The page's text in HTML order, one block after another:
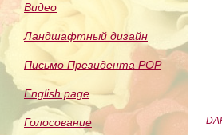
Видео
Ландшафтный дизайн
Письмо Президента РОР
English page
Голосование